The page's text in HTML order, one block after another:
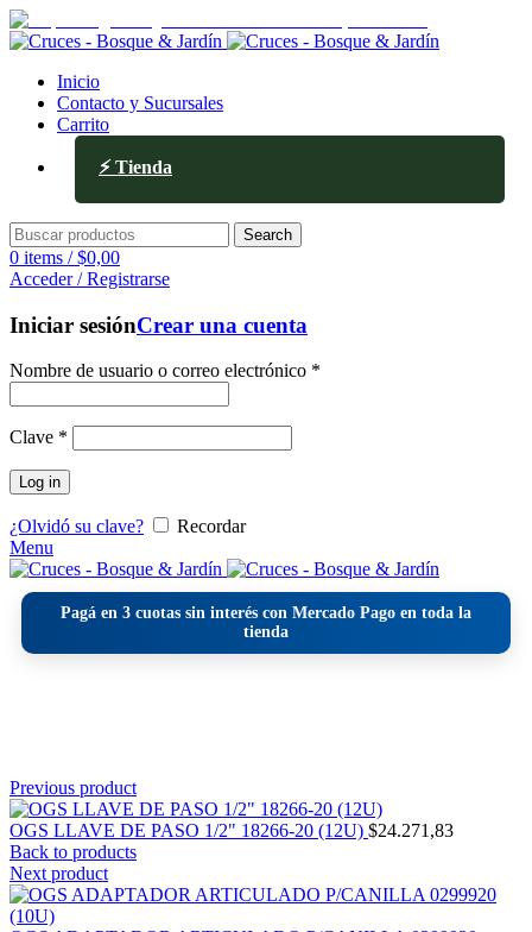
Inicio
Contacto y Sucursales
Carrito
⚡ Tienda
Search
0 items / $0,00
Acceder / Registrarse
Iniciar sesiónCrear una cuenta
Nombre de usuario o correo electrónico *
Clave *
Log in
¿Olvidó su clave?
Recordar
Menu
Pagá en 3 cuotas sin interés con Mercado Pago en toda la
tienda
Previous product
OGS LLAVE DE PASO 1/2" 18266-20 (12U) $24.271,83
Back to products
Next product